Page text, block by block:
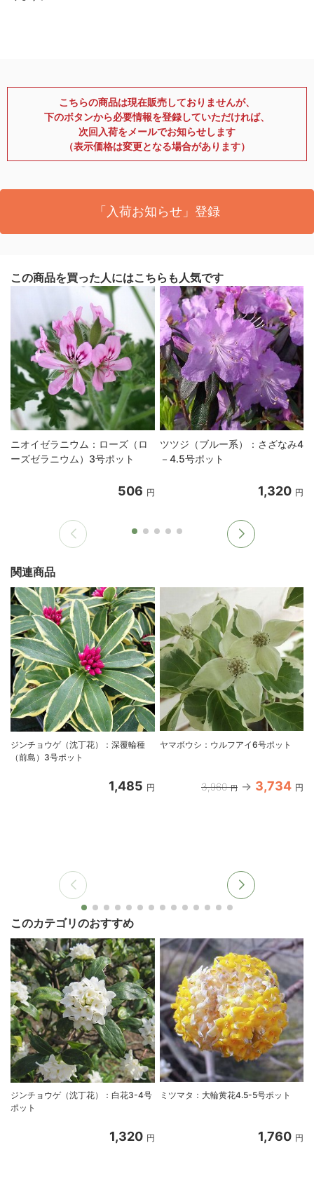
こちらの商品は現在販売しておりませんが、
下のボタンから必要情報を登録していただければ、
次回入荷をメールでお知らせします
（表示価格は変更となる場合があります）
「入荷お知らせ」登録
この商品を買った人にはこちらも人気です
ニオイゼラニウム：ローズ（ロ
ーズゼラニウム）3号ポット
506 円
ツツジ（ブルー系）：さざなみ4
－4.5号ポット
1,320 円
関連商品
ジンチョウゲ（沈丁花）：深覆輪種
（前島）3号ポット
1,485 円
ヤマボウシ：ウルフアイ6号ポット
3,960 円 3,734 円
このカテゴリのおすすめ
ジンチョウゲ（沈丁花）：白花3-4号
ポット
1,320 円
ミツマタ：大輪黄花4.5-5号ポット
1,760 円